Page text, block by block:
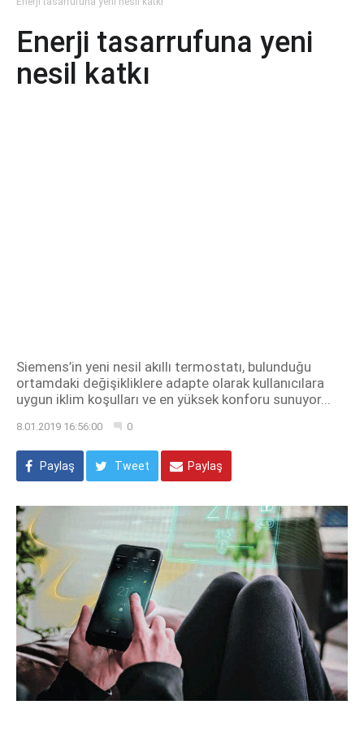
Enerji tasarrufuna yeni
nesil katkı
Siemens’in yeni nesil akıllı termostatı, bulunduğu
ortamdaki değişikliklere adapte olarak kullanıcılara
uygun iklim koşulları ve en yüksek konforu sunuyor...
8.01.2019 16:56:00 0
Paylaş Tweet Paylaş